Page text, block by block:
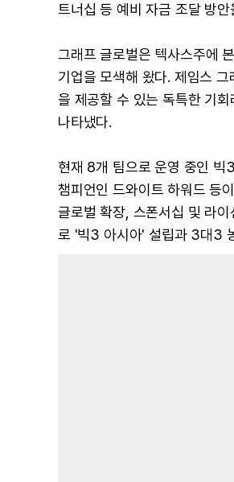
트너십 등 예비 자금 조달 방
그래프 글로벌은 텍사스주에
기업을 모색해 왔다. 제임스
을 제공할 수 있는 독특한 기
나타냈다.
현재 8개 팀으로 운영 중인 빅
챔피언인 드와이트 하워드 등
글로벌 확장, 스폰서십 및 라
로 '빅3 아시아' 설립과 3대3